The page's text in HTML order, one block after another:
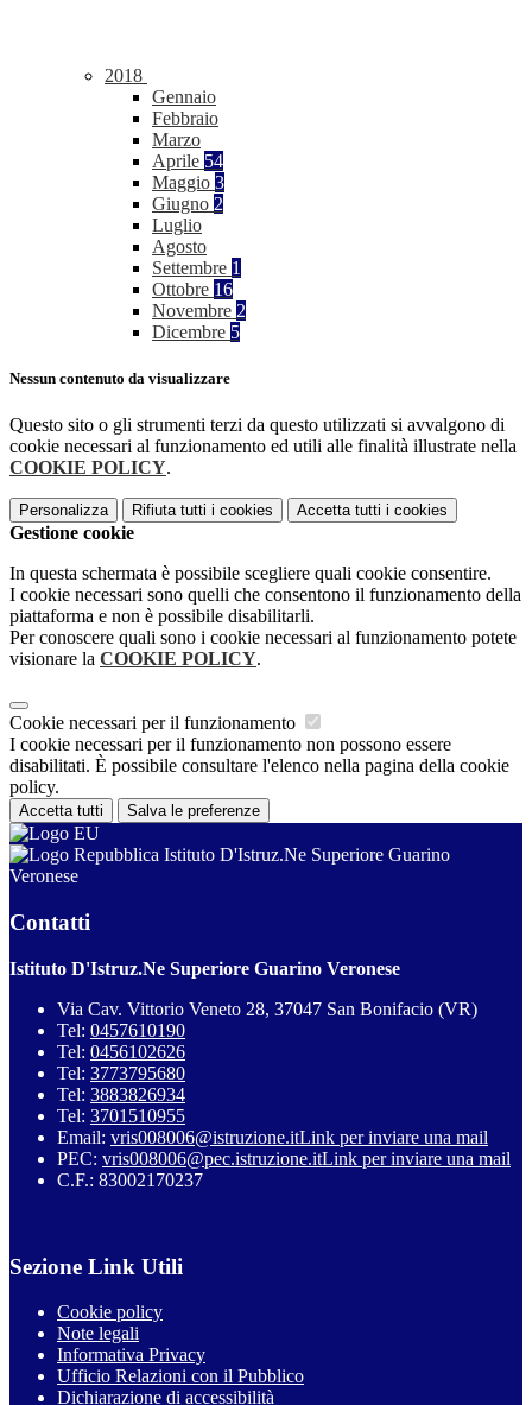
2018
Gennaio
Febbraio
Marzo
Aprile 54
Maggio 3
Giugno 2
Luglio
Agosto
Settembre 1
Ottobre 16
Novembre 2
Dicembre 5
Nessun contenuto da visualizzare
Questo sito o gli strumenti terzi da questo utilizzati si avvalgono di
cookie necessari al funzionamento ed utili alle finalità illustrate nella
COOKIE POLICY.
Personalizza Rifiuta tutti i cookies Accetta tutti i cookies
Gestione cookie
In questa schermata è possibile scegliere quali cookie consentire.
I cookie necessari sono quelli che consentono il funzionamento della
piattaforma e non è possibile disabilitarli.
Per conoscere quali sono i cookie necessari al funzionamento potete
visionare la COOKIE POLICY.
Cookie necessari per il funzionamento
I cookie necessari per il funzionamento non possono essere
disabilitati. È possibile consultare l'elenco nella pagina della cookie
policy.
Accetta tutti Salva le preferenze
Istituto D'Istruz.Ne Superiore Guarino
Veronese
Contatti
Istituto D'Istruz.Ne Superiore Guarino Veronese
Via Cav. Vittorio Veneto 28, 37047 San Bonifacio (VR)
Tel: 0457610190
Tel: 0456102626
Tel: 3773795680
Tel: 3883826934
Tel: 3701510955
Email: vris008006@istruzione.itLink per inviare una mail
PEC: vris008006@pec.istruzione.itLink per inviare una mail
C.F.: 83002170237
Sezione Link Utili
Cookie policy
Note legali
Informativa Privacy
Ufficio Relazioni con il Pubblico
Dichiarazione di accessibilità